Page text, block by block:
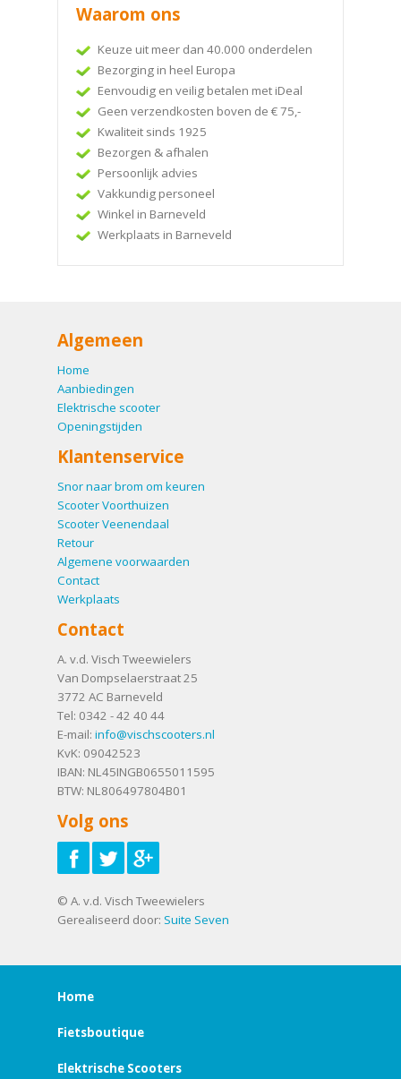
Waarom ons
Keuze uit meer dan 40.000 onderdelen
Bezorging in heel Europa
Eenvoudig en veilig betalen met iDeal
Geen verzendkosten boven de € 75,-
Kwaliteit sinds 1925
Bezorgen & afhalen
Persoonlijk advies
Vakkundig personeel
Winkel in Barneveld
Werkplaats in Barneveld
Algemeen
Home
Aanbiedingen
Elektrische scooter
Openingstijden
Klantenservice
Snor naar brom om keuren
Scooter Voorthuizen
Scooter Veenendaal
Retour
Algemene voorwaarden
Contact
Werkplaats
Contact
A. v.d. Visch Tweewielers
Van Dompselaerstraat 25
3772 AC Barneveld
Tel: 0342 - 42 40 44
E-mail: info@vischscooters.nl
KvK: 09042523
IBAN: NL45INGB0655011595
BTW: NL806497804B01
Volg ons
© A. v.d. Visch Tweewielers
Gerealiseerd door: Suite Seven
Home
Fietsboutique
Elektrische Scooters